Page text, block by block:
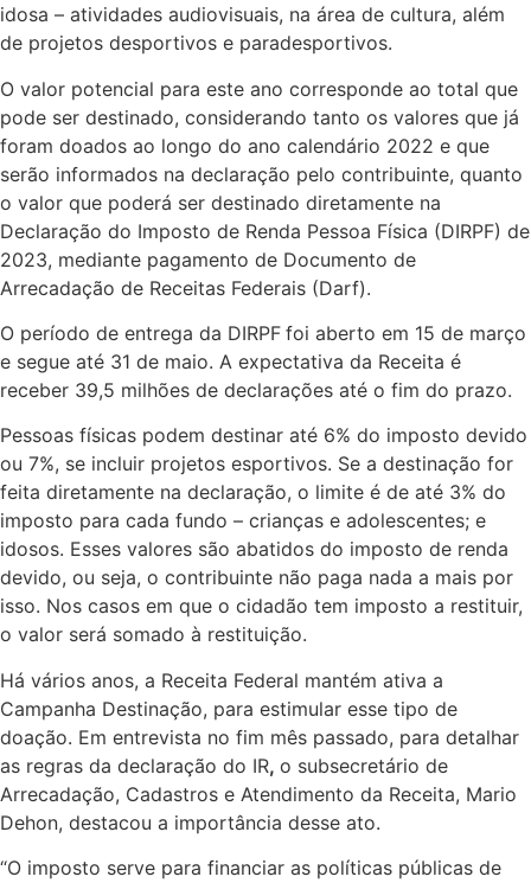
idosa – atividades audiovisuais, na área de cultura, além
de projetos desportivos e paradesportivos.
O valor potencial para este ano corresponde ao total que
pode ser destinado, considerando tanto os valores que já
foram doados ao longo do ano calendário 2022 e que
serão informados na declaração pelo contribuinte, quanto
o valor que poderá ser destinado diretamente na
Declaração do Imposto de Renda Pessoa Física (DIRPF) de
2023, mediante pagamento de Documento de
Arrecadação de Receitas Federais (Darf).
O período de entrega da DIRPF foi aberto em 15 de março
e segue até 31 de maio. A expectativa da Receita é
receber 39,5 milhões de declarações até o fim do prazo.
Pessoas físicas podem destinar até 6% do imposto devido
ou 7%, se incluir projetos esportivos. Se a destinação for
feita diretamente na declaração, o limite é de até 3% do
imposto para cada fundo – crianças e adolescentes; e
idosos. Esses valores são abatidos do imposto de renda
devido, ou seja, o contribuinte não paga nada a mais por
isso. Nos casos em que o cidadão tem imposto a restituir,
o valor será somado à restituição.
Há vários anos, a Receita Federal mantém ativa a
Campanha Destinação, para estimular esse tipo de
doação. Em entrevista no fim mês passado, para detalhar
as regras da declaração do IR, o subsecretário de
Arrecadação, Cadastros e Atendimento da Receita, Mario
Dehon, destacou a importância desse ato.
“O imposto serve para financiar as políticas públicas de